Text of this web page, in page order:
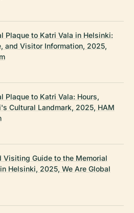
Plaque to Katri Vala in Helsinki:
and Visitor Information, 2025,
Plaque to Katri Vala: Hours,
Cultural Landmark, 2025, HAM
Visiting Guide to the Memorial
Helsinki, 2025, We Are Global